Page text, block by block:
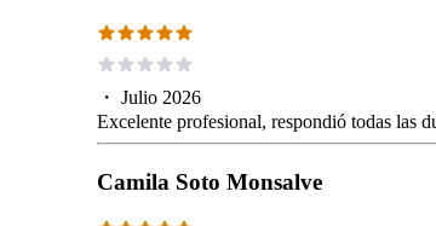
・ Julio 2026
Excelente profesional, respondió todas las
Camila Soto Monsalve